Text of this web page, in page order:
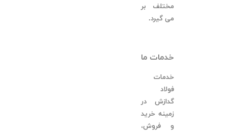
مختلف بر
می گیرد.
خدمات ما
خدمات
فولاد
گدازش در
زمینه خرید
و فروش،